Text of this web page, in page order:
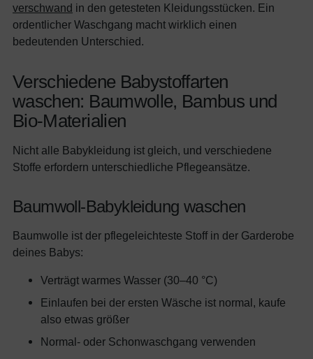
verschwand in den getesteten Kleidungsstücken. Ein
ordentlicher Waschgang macht wirklich einen
bedeutenden Unterschied.
Verschiedene Babystoffarten
waschen: Baumwolle, Bambus und
Bio-Materialien
Nicht alle Babykleidung ist gleich, und verschiedene
Stoffe erfordern unterschiedliche Pflegeansätze.
Baumwoll-Babykleidung waschen
Baumwolle ist der pflegeleichteste Stoff in der Garderobe
deines Babys:
Verträgt warmes Wasser (30–40 °C)
Einlaufen bei der ersten Wäsche ist normal, kaufe
also etwas größer
Normal- oder Schonwaschgang verwenden